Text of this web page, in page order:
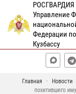
РОСГВАРДИЯ
Управление
Федерации
Кузбассу
Главная Новости
похитившего